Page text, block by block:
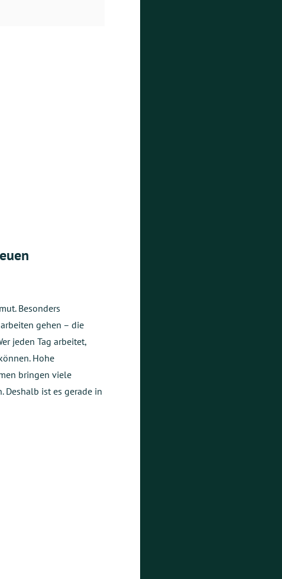
Besonders
gehen – die
jeden Tag arbeitet,
Hohe
bringen viele
Deshalb ist es gerade in